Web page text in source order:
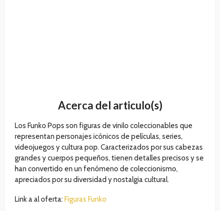
Acerca del articulo(s)
Los Funko Pops son figuras de vinilo coleccionables que
representan personajes icónicos de películas, series,
videojuegos y cultura pop. Caracterizados por sus cabezas
grandes y cuerpos pequeños, tienen detalles precisos y se
han convertido en un fenómeno de coleccionismo,
apreciados por su diversidad y nostalgia cultural.
Link a al oferta: Figuras Funko